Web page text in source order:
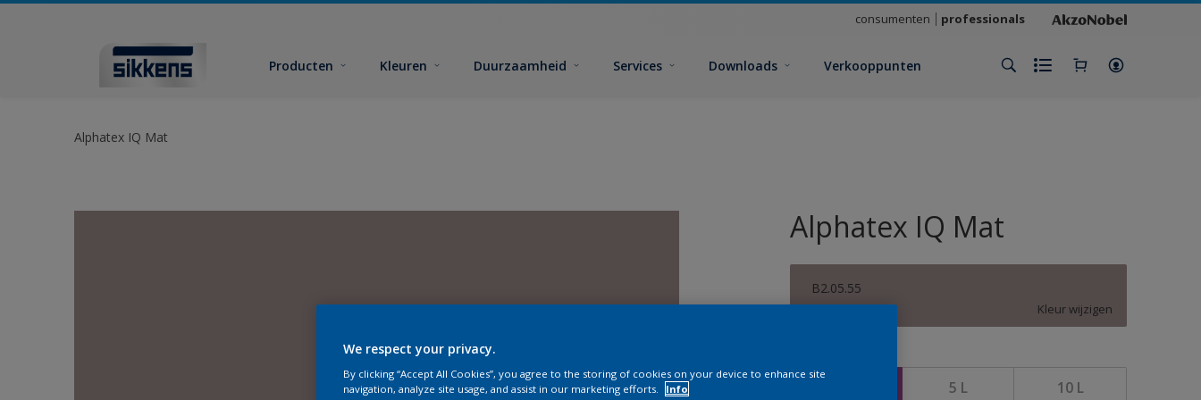
consumenten professionals
Producten Kleuren Duurzaamheid Services Downloads Verkooppunten
Alphatex IQ Mat
Alphatex IQ Mat
B2.05.55
Kleur wijzigen
5 L 10 L
We respect your privacy.
By clicking “Accept All Cookies”, you agree to the storing of cookies on your device to enhance site
navigation, analyze site usage, and assist in our marketing efforts.
Info